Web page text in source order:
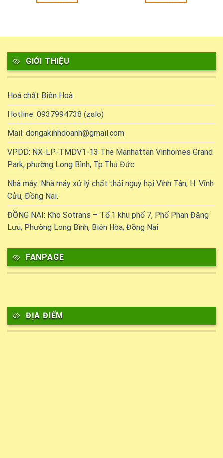
GIỚI THIỆU
Hoá chất Biên Hoà
Hotline: 0937994738 (zalo)
Mail: dongakinhdoanh@gmail.com
VPDD: NX-LP-TMDV1-13 The Manhattan Vinhomes Grand
Park, phường Long Bình, Tp.Thủ Đức.
Nhà máy: Nhà máy xử lý chất thải nguy hại Vĩnh Tân, H. Vĩnh
Cửu, Đồng Nai.
ĐỒNG NAI: Kho Sotrans – Tổ 1 khu phố 7, Phố Phan Đăng
Lưu, Phường Long Bình, Biên Hòa, Đồng Nai
FANPAGE
ĐỊA ĐIỂM